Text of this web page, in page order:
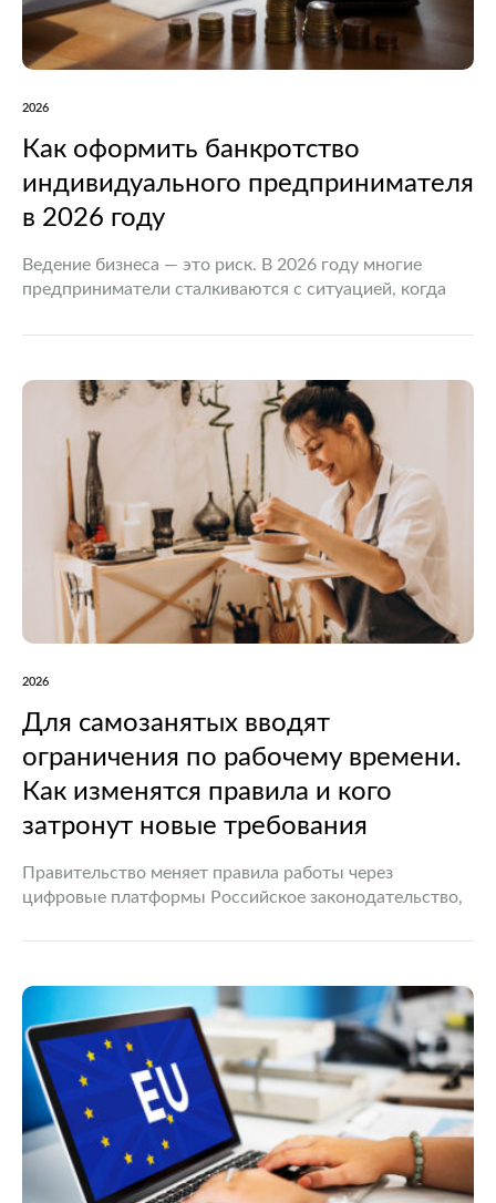
2026
Как оформить банкротство
индивидуального предпринимателя
в 2026 году
Ведение бизнеса — это риск. В 2026 году многие
предприниматели сталкиваются с ситуацией, когда
предоставляет легальный механизм полного списания
2026
Для самозанятых вводят
ограничения по рабочему времени.
Как изменятся правила и кого
затронут новые требования
Правительство меняет правила работы через
цифровые платформы Российское законодательство,
продолжает развиваться. Очередным этапом станет
сотрудничества с одним заказчиком при выполнении
работ через…